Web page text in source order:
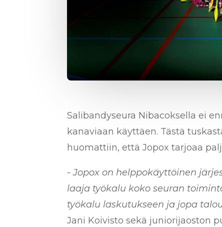
Salibandyseura Nibacoksella ei
kanaviaan käyttäen. Tästä
huomattiin, että Jopox tarjoaa
-Jopox on helppokäyttöinen
laaja työkalu koko seuran
työkalu laskutukseen ja jopa
Jani Koivisto sekä juniorijaoston